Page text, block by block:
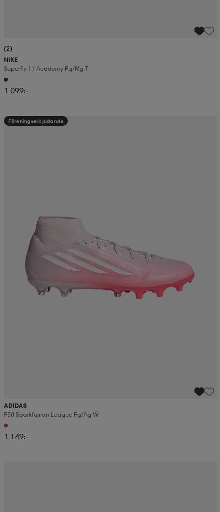
(2)
NIKE
Superfly 11 Academy Fg/mg T
1 099:-
Föreningserbjudande
ADIDAS
F50 Sparkfusion League Fg/ag W
1 149:-